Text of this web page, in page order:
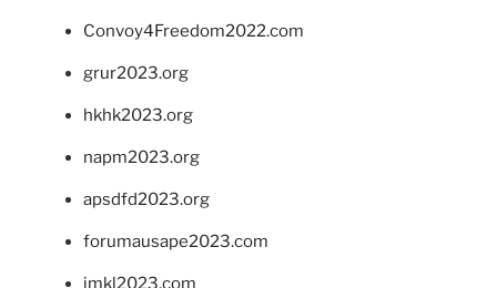
Convoy4Freedom2022.com
grur2023.org
hkhk2023.org
napm2023.org
apsdfd2023.org
forumausape2023.com
imkl2023.com